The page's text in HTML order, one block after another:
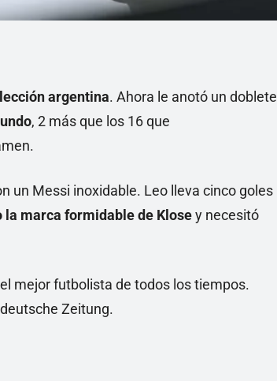
argentina. Ahora le anotó un doblete
, 2 más que los 16 que
un Messi inoxidable. Leo lleva cinco goles
marca formidable de Klosey necesitó
mejor futbolista de todos los tiempos.
Zeitung.